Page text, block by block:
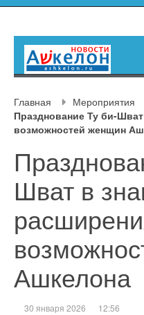
Главная
Мероприятия
Празднование Ту би-
возможностей женщин
Шват в
Ашкелона
30 января 2026 12:56